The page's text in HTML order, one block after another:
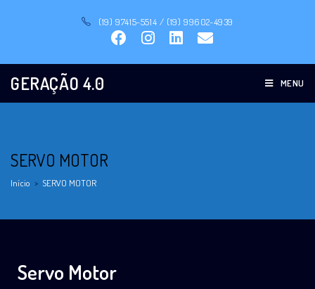
(19) 97415-5514 / (19) 99602-4939
GERAÇÃO 4.0 MENU
SERVO MOTOR
Início > SERVO MOTOR
Servo Motor